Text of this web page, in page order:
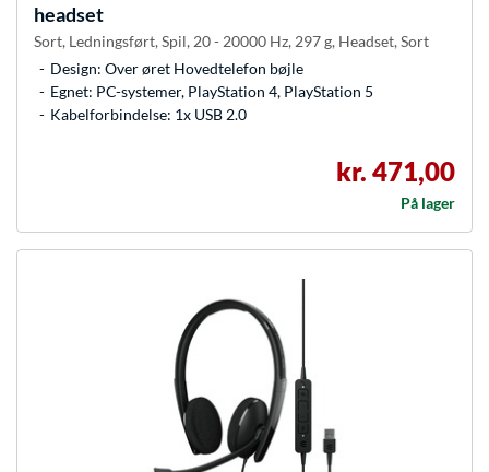
headset
Sort, Ledningsført, Spil, 20 - 20000 Hz, 297 g, Headset, Sort
Design: Over øret Hovedtelefon bøjle
Egnet: PC-systemer, PlayStation 4, PlayStation 5
Kabelforbindelse: 1x USB 2.0
kr. 471,00
På lager